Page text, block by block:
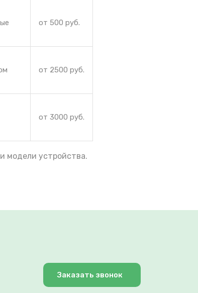
от 500 руб.
от 2500 руб.
от 3000 руб.
модели устройства.
Заказать звонок